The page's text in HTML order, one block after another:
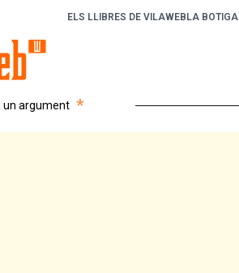
ELS LLIBRES DE VILAWEB LA BOTIGA
un argument *